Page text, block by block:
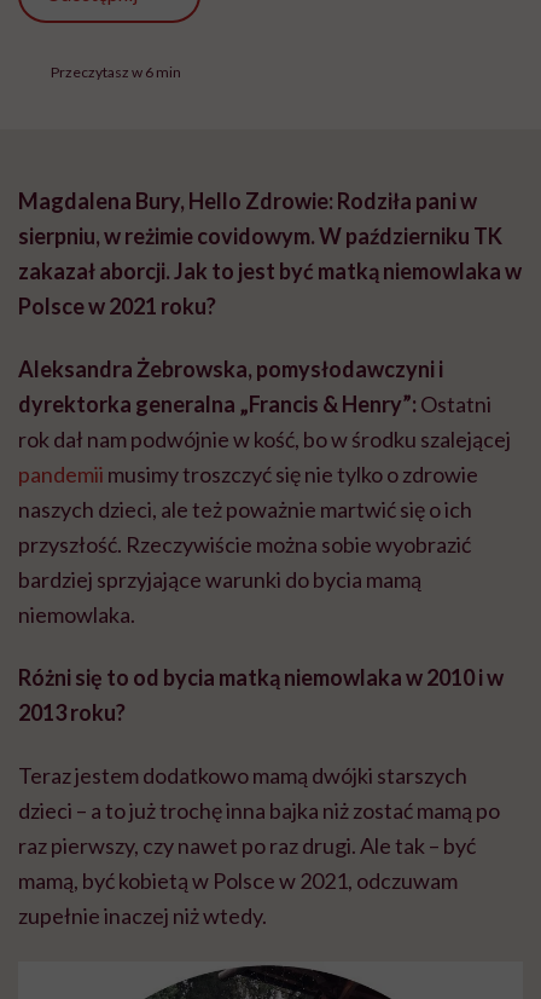
Przeczytasz w 6 min
Magdalena Bury, Hello Zdrowie: Rodziła pani w
sierpniu, w reżimie covidowym. W październiku TK
zakazał aborcji. Jak to jest być matką niemowlaka w
Polsce w 2021 roku?
Aleksandra Żebrowska, pomysłodawczyni i
dyrektorka generalna „Francis & Henry”: Ostatni
rok dał nam podwójnie w kość, bo w środku szalejącej
pandemii musimy troszczyć się nie tylko o zdrowie
naszych dzieci, ale też poważnie martwić się o ich
przyszłość. Rzeczywiście można sobie wyobrazić
bardziej sprzyjające warunki do bycia mamą
niemowlaka.
Różni się to od bycia matką niemowlaka w 2010 i w
2013 roku?
Teraz jestem dodatkowo mamą dwójki starszych
dzieci – a to już trochę inna bajka niż zostać mamą po
raz pierwszy, czy nawet po raz drugi. Ale tak – być
mamą, być kobietą w Polsce w 2021, odczuwam
zupełnie inaczej niż wtedy.